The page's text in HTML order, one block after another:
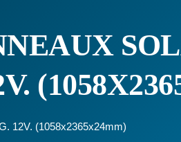
12V. (1058x2365x24mm)